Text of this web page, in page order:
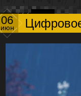
06
июн